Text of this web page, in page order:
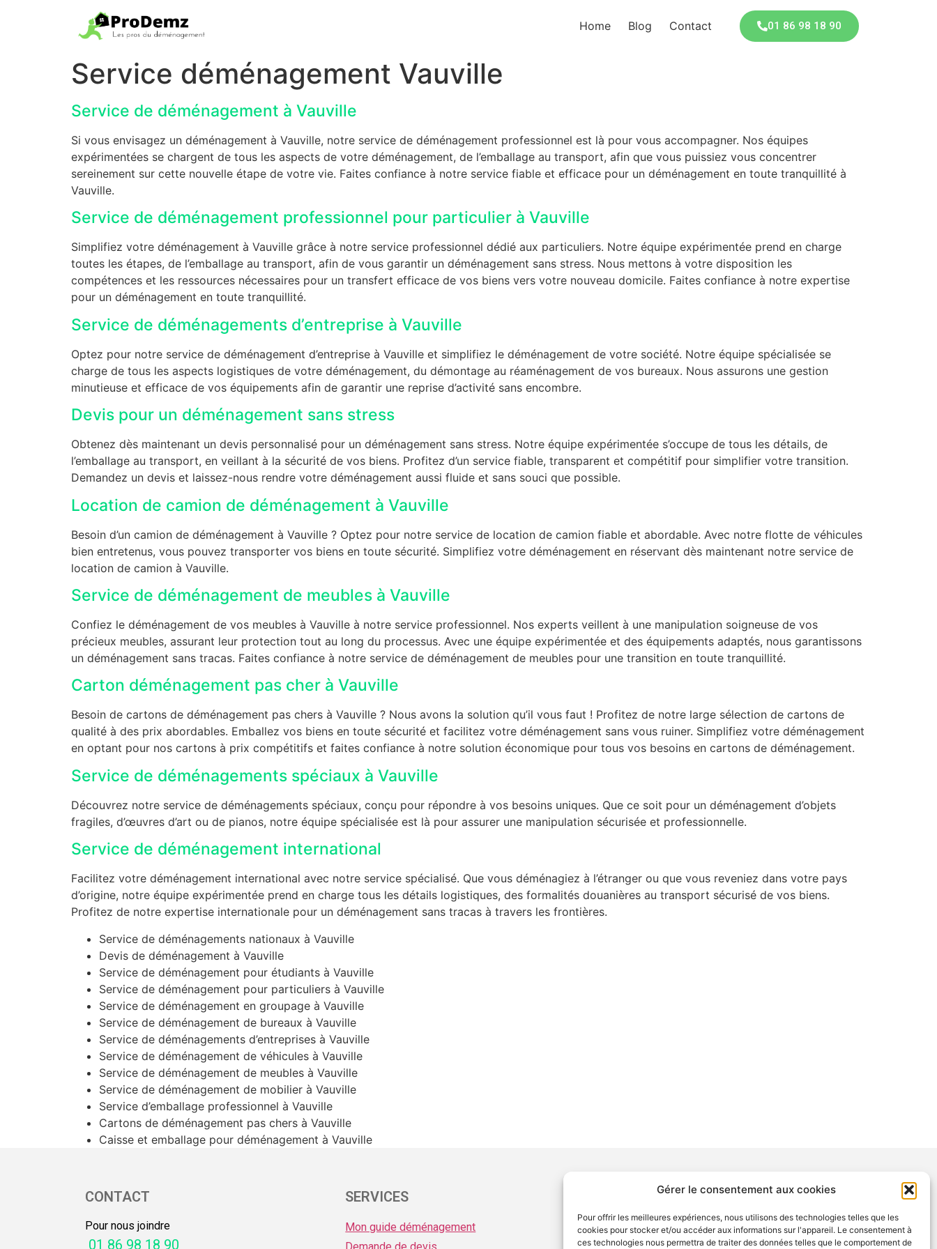
Gérer le consentement aux cookies
Pour offrir les meilleures expériences, nous utilisons des technologies telles que les
cookies pour stocker et/ou accéder aux informations sur l'appareil. Le consentement à
ces technologies nous permettra de traiter des données telles que le comportement de
Home Blog Contact 01 86 98 18 90
Service déménagement Vauville
Service de déménagement à Vauville
Si vous envisagez un déménagement à Vauville, notre service de déménagement professionnel est là pour vous accompagner. Nos équipes
expérimentées se chargent de tous les aspects de votre déménagement, de l’emballage au transport, afin que vous puissiez vous concentrer
sereinement sur cette nouvelle étape de votre vie. Faites confiance à notre service fiable et efficace pour un déménagement en toute tranquillité à
Vauville.
Service de déménagement professionnel pour particulier à Vauville
Simplifiez votre déménagement à Vauville grâce à notre service professionnel dédié aux particuliers. Notre équipe expérimentée prend en charge
toutes les étapes, de l’emballage au transport, afin de vous garantir un déménagement sans stress. Nous mettons à votre disposition les
compétences et les ressources nécessaires pour un transfert efficace de vos biens vers votre nouveau domicile. Faites confiance à notre expertise
pour un déménagement en toute tranquillité.
Service de déménagements d’entreprise à Vauville
Optez pour notre service de déménagement d’entreprise à Vauville et simplifiez le déménagement de votre société. Notre équipe spécialisée se
charge de tous les aspects logistiques de votre déménagement, du démontage au réaménagement de vos bureaux. Nous assurons une gestion
minutieuse et efficace de vos équipements afin de garantir une reprise d’activité sans encombre.
Devis pour un déménagement sans stress
Obtenez dès maintenant un devis personnalisé pour un déménagement sans stress. Notre équipe expérimentée s’occupe de tous les détails, de
l’emballage au transport, en veillant à la sécurité de vos biens. Profitez d’un service fiable, transparent et compétitif pour simplifier votre transition.
Demandez un devis et laissez-nous rendre votre déménagement aussi fluide et sans souci que possible.
Location de camion de déménagement à Vauville
Besoin d’un camion de déménagement à Vauville ? Optez pour notre service de location de camion fiable et abordable. Avec notre flotte de véhicules
bien entretenus, vous pouvez transporter vos biens en toute sécurité. Simplifiez votre déménagement en réservant dès maintenant notre service de
location de camion à Vauville.
Service de déménagement de meubles à Vauville
Confiez le déménagement de vos meubles à Vauville à notre service professionnel. Nos experts veillent à une manipulation soigneuse de vos
précieux meubles, assurant leur protection tout au long du processus. Avec une équipe expérimentée et des équipements adaptés, nous garantissons
un déménagement sans tracas. Faites confiance à notre service de déménagement de meubles pour une transition en toute tranquillité.
Carton déménagement pas cher à Vauville
Besoin de cartons de déménagement pas chers à Vauville ? Nous avons la solution qu’il vous faut ! Profitez de notre large sélection de cartons de
qualité à des prix abordables. Emballez vos biens en toute sécurité et facilitez votre déménagement sans vous ruiner. Simplifiez votre déménagement
en optant pour nos cartons à prix compétitifs et faites confiance à notre solution économique pour tous vos besoins en cartons de déménagement.
Service de déménagements spéciaux à Vauville
Découvrez notre service de déménagements spéciaux, conçu pour répondre à vos besoins uniques. Que ce soit pour un déménagement d’objets
fragiles, d’œuvres d’art ou de pianos, notre équipe spécialisée est là pour assurer une manipulation sécurisée et professionnelle.
Service de déménagement international
Facilitez votre déménagement international avec notre service spécialisé. Que vous déménagiez à l’étranger ou que vous reveniez dans votre pays
d’origine, notre équipe expérimentée prend en charge tous les détails logistiques, des formalités douanières au transport sécurisé de vos biens.
Profitez de notre expertise internationale pour un déménagement sans tracas à travers les frontières.
Service de déménagements nationaux à Vauville
Devis de déménagement à Vauville
Service de déménagement pour étudiants à Vauville
Service de déménagement pour particuliers à Vauville
Service de déménagement en groupage à Vauville
Service de déménagement de bureaux à Vauville
Service de déménagements d’entreprises à Vauville
Service de déménagement de véhicules à Vauville
Service de déménagement de meubles à Vauville
Service de déménagement de mobilier à Vauville
Service d’emballage professionnel à Vauville
Cartons de déménagement pas chers à Vauville
Caisse et emballage pour déménagement à Vauville
CONTACT
Pour nous joindre
01 86 98 18 90
SERVICES
Mon guide déménagement
Demande de devis
MENTIONS
Mentions légales
Protection des données